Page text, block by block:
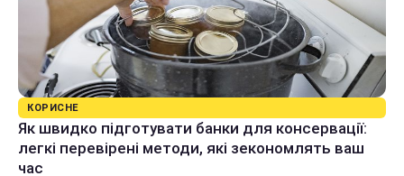
КОРИСНЕ
Як швидко підготувати банки для консервації:
легкі перевірені методи, які зекономлять ваш
час